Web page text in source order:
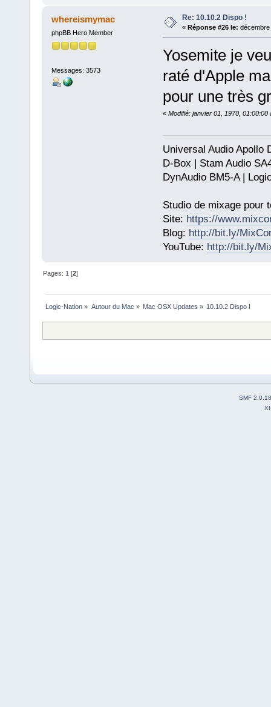
whereismymac
phpBB Hero Member
Messages: 3573
Re: 10.10.2 Dispo !
« Réponse #26 le: décembre
Yosemite je
raté d'Apple
pour une très
« Modifié: janvier 01, 1970, 01:00:00
Universal Audio Apollo
D-Box | Stam Audio
DynAudio BM5-A |
Studio de mixage pour
Site: https://
Blog: http://bit.ly/
YouTube: http://bit.ly/
Pages: 1 [2]
Logic-Nation » Autour du Mac » Mac OSX Updates » 10.10.2 Dispo !
SMF 2.0.18